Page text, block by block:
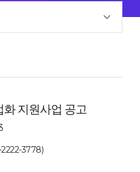
지원사업 공고
3778)